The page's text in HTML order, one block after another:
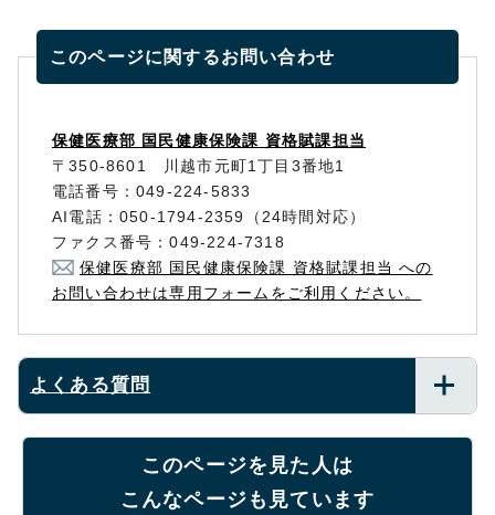
このページに関するお問い合わせ
保健医療部 国民健康保険課 資格賦課担当
〒350-8601 川越市元町1丁目3番地1
電話番号：049-224-5833
AI電話：050-1794-2359（24時間対応）
ファクス番号：049-224-7318
保健医療部 国民健康保険課 資格賦課担当 への
お問い合わせは専用フォームをご利用ください。
よくある質問
このページを見た人は
こんなページも見ています